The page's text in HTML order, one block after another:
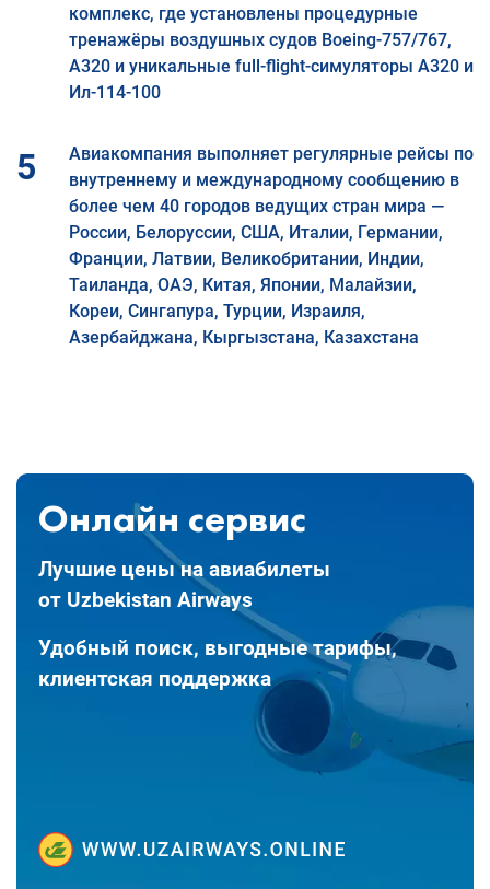
комплекс, где установлены процедурные
тренажёры воздушных судов Boeing-757/767,
A320 и уникальные full-flight-симуляторы А320 и
Ил-114-100
5
Авиакомпания выполняет регулярные рейсы по
внутреннему и международному сообщению в
более чем 40 городов ведущих стран мира —
России, Белоруссии, США, Италии, Германии,
Франции, Латвии, Великобритании, Индии,
Таиланда, ОАЭ, Китая, Японии, Малайзии,
Кореи, Сингапура, Турции, Израиля,
Азербайджана, Кыргызстана, Казахстана
Онлайн сервис
Лучшие цены на авиабилеты
от Uzbekistan Airways
Удобный поиск, выгодные тарифы,
клиентская поддержка